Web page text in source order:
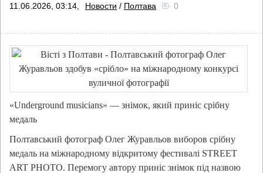
11.06.2026, 03:14, Новости / Полтава 0
«Underground musicians» — знімок, який приніс срібну
медаль
Полтавський фотограф Олег Журавльов виборов срібну
медаль на міжнародному відкритому фестивалі STREET
ART PHOTO. Перемогу автору приніс знімок під назвою